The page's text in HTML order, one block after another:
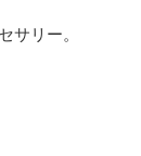
リー。